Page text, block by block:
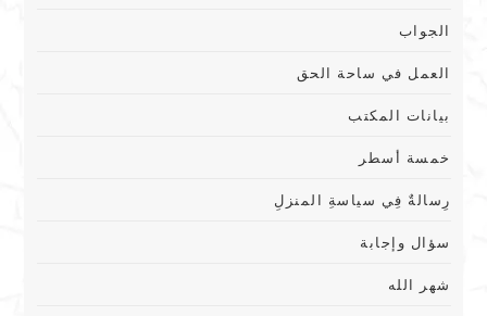
الجواب
العمل في ساحة الحق
بيانات المكتب
خمسة أسطر
رِسالةٌ فِي سياسةِ المنزلِ
سؤال وإجابة
شهر الله